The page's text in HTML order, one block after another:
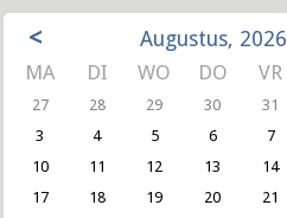
< Augustus, 2026
MA DI WO DO VR
27 28 29 30 31
3
4 5 6 7
10
11 12 13 14
17
18 19 20 21